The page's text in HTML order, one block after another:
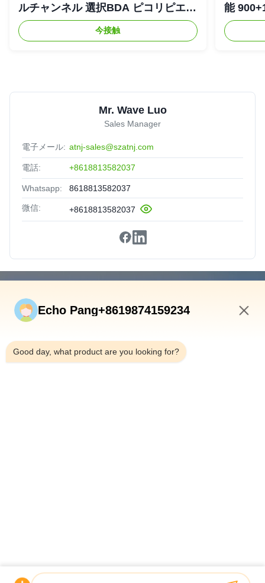
ルチャンネル 選択BDA ピコリピエー
ター
今接触
能
リピエ
Mr. Wave Luo
Sales Manager
電子メール: atnj-sales@szatnj.com
電話: +8618813582037
Whatsapp: 8618813582037
微信: +8618813582037
ホーム
私たちについて
工場見学
© 2026 Shenzhen Atnj Communication Technology Co., Ltd.. All Rights
Echo Pang+8619874159234
Good day, what product are you looking for?